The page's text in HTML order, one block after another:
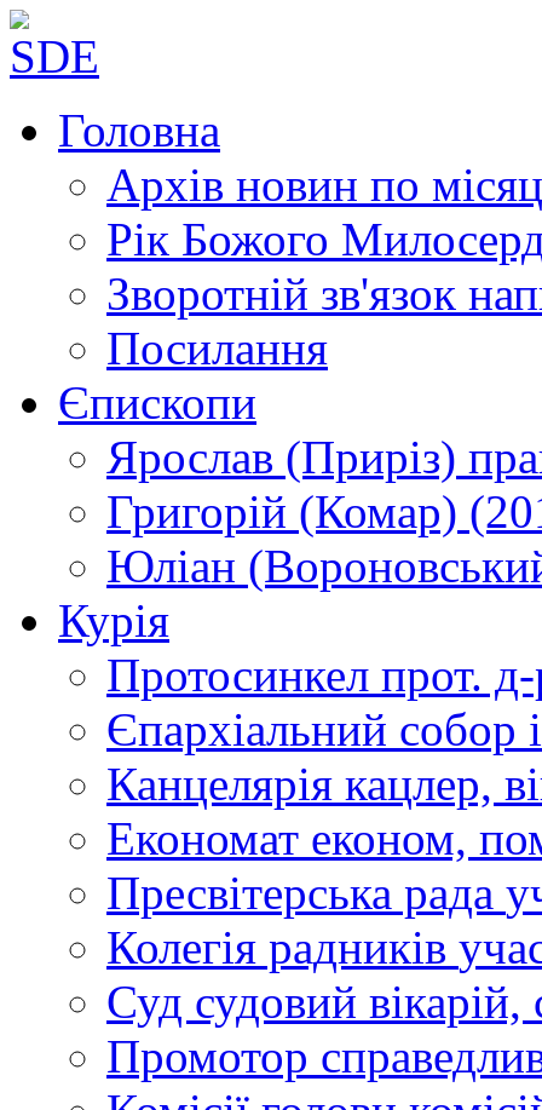
Головна
Архів новин по
Рік Божого
Зворотній зв'язок
Посилання
Єпископи
Ярослав (Приріз)
Григорій (Комар)
Юліан
Курія
Протосинкел прот.
Єпархіальний собор
Канцелярія кацлер,
Економат економ,
Пресвітерська рада
Колегія радників
Суд судовий вікарій,
Промотор